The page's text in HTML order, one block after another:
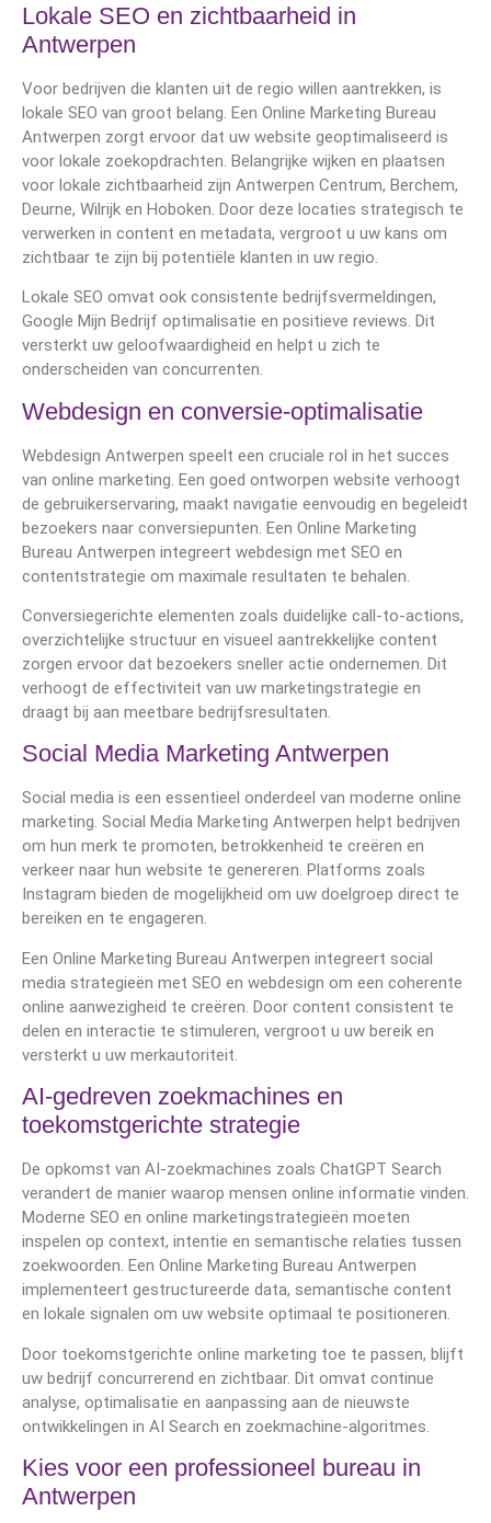
Lokale SEO en zichtbaarheid in
Antwerpen
Voor bedrijven die klanten uit de regio willen aantrekken, is
lokale SEO van groot belang. Een Online Marketing Bureau
Antwerpen zorgt ervoor dat uw website geoptimaliseerd is
voor lokale zoekopdrachten. Belangrijke wijken en plaatsen
voor lokale zichtbaarheid zijn Antwerpen Centrum, Berchem,
Deurne, Wilrijk en Hoboken. Door deze locaties strategisch te
verwerken in content en metadata, vergroot u uw kans om
zichtbaar te zijn bij potentiële klanten in uw regio.
Lokale SEO omvat ook consistente bedrijfsvermeldingen,
Google Mijn Bedrijf optimalisatie en positieve reviews. Dit
versterkt uw geloofwaardigheid en helpt u zich te
onderscheiden van concurrenten.
Webdesign en conversie-optimalisatie
Webdesign Antwerpen speelt een cruciale rol in het succes
van online marketing. Een goed ontworpen website verhoogt
de gebruikerservaring, maakt navigatie eenvoudig en begeleidt
bezoekers naar conversiepunten. Een Online Marketing
Bureau Antwerpen integreert webdesign met SEO en
contentstrategie om maximale resultaten te behalen.
Conversiegerichte elementen zoals duidelijke call-to-actions,
overzichtelijke structuur en visueel aantrekkelijke content
zorgen ervoor dat bezoekers sneller actie ondernemen. Dit
verhoogt de effectiviteit van uw marketingstrategie en
draagt bij aan meetbare bedrijfsresultaten.
Social Media Marketing Antwerpen
Social media is een essentieel onderdeel van moderne online
marketing. Social Media Marketing Antwerpen helpt bedrijven
om hun merk te promoten, betrokkenheid te creëren en
verkeer naar hun website te genereren. Platforms zoals
Instagram bieden de mogelijkheid om uw doelgroep direct te
bereiken en te engageren.
Een Online Marketing Bureau Antwerpen integreert social
media strategieën met SEO en webdesign om een coherente
online aanwezigheid te creëren. Door content consistent te
delen en interactie te stimuleren, vergroot u uw bereik en
versterkt u uw merkautoriteit.
AI-gedreven zoekmachines en
toekomstgerichte strategie
De opkomst van AI-zoekmachines zoals ChatGPT Search
verandert de manier waarop mensen online informatie vinden.
Moderne SEO en online marketingstrategieën moeten
inspelen op context, intentie en semantische relaties tussen
zoekwoorden. Een Online Marketing Bureau Antwerpen
implementeert gestructureerde data, semantische content
en lokale signalen om uw website optimaal te positioneren.
Door toekomstgerichte online marketing toe te passen, blijft
uw bedrijf concurrerend en zichtbaar. Dit omvat continue
analyse, optimalisatie en aanpassing aan de nieuwste
ontwikkelingen in AI Search en zoekmachine-algoritmes.
Kies voor een professioneel bureau in
Antwerpen